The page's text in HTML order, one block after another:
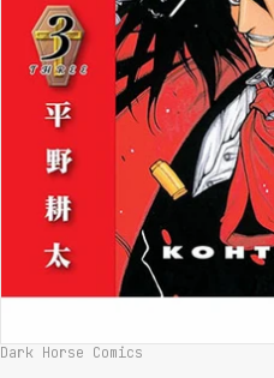
Vendor:
Dark Horse Comics